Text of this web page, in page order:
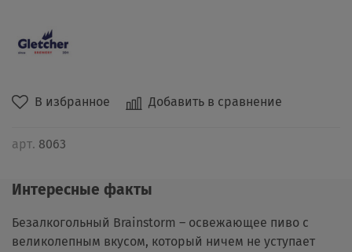
В избранное Добавить в сравнение
арт. 8063
Интересные факты
Безалкогольный Brainstorm – освежающее пиво с
великолепным вкусом, который ничем не уступает